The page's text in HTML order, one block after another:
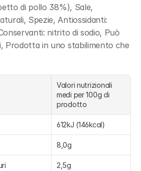
di pollo 38%), Sale,
Spezie, Antiossidanti:
nitrito di sodio, Può
Prodotta in uno stabilimento che
Valori nutrizionali
medi per 100g di
prodotto
612kJ (146kcal)
8,0g
2,5g